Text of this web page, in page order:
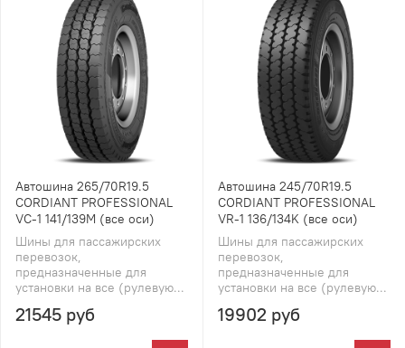
Автошина 265/70R19.5
CORDIANT PROFESSIONAL
VC-1 141/139M (все оси)
Шины для пассажирских
перевозок,
предназначенные для
установки на все (рулевую...
21545 руб
Автошина 245/70R19.5
CORDIANT PROFESSIONAL
VR-1 136/134K (все оси)
Шины для пассажирских
перевозок,
предназначенные для
установки на все (рулевую...
19902 руб